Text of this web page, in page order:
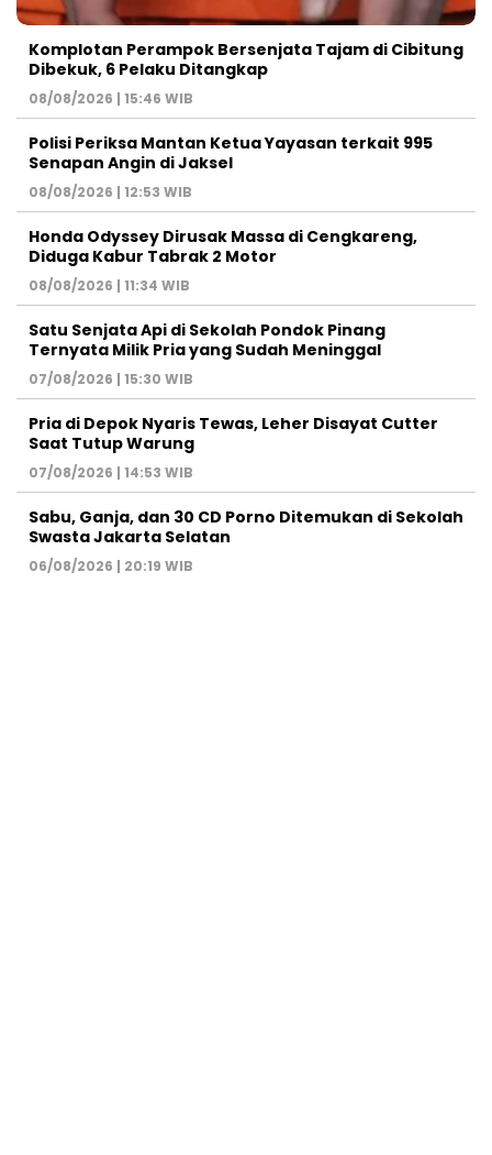
Komplotan Perampok Bersenjata Tajam di Cibitung
Dibekuk, 6 Pelaku Ditangkap
08/08/2026 | 15:46 WIB
Polisi Periksa Mantan Ketua Yayasan terkait 995
Senapan Angin di Jaksel
08/08/2026 | 12:53 WIB
Honda Odyssey Dirusak Massa di Cengkareng,
Diduga Kabur Tabrak 2 Motor
08/08/2026 | 11:34 WIB
Satu Senjata Api di Sekolah Pondok Pinang
Ternyata Milik Pria yang Sudah Meninggal
07/08/2026 | 15:30 WIB
Pria di Depok Nyaris Tewas, Leher Disayat Cutter
Saat Tutup Warung
07/08/2026 | 14:53 WIB
Sabu, Ganja, dan 30 CD Porno Ditemukan di Sekolah
Swasta Jakarta Selatan
06/08/2026 | 20:19 WIB